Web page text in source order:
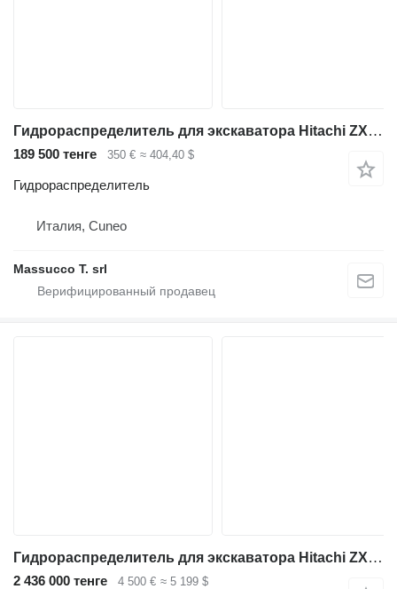
Гидрораспределитель для экскаватора Hitachi ZX135US
189 500 тенге 350 € ≈ 404,40 $
Гидрораспределитель
Италия, Cuneo
Massucco T. srl
Гидрораспределитель для экскаватора Hitachi ZX135US-5
2 436 000 тенге 4 500 € ≈ 5 199 $